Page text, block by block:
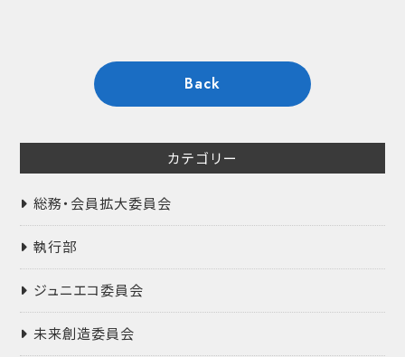
Back
カテゴリー
総務・会員拡大委員会
執行部
ジュニエコ委員会
未来創造委員会